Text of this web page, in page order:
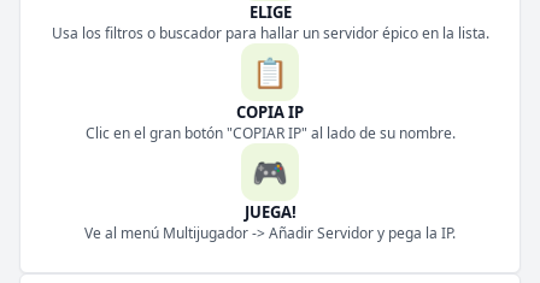
ELIGE
Usa los filtros o buscador para hallar un servidor épico en la lista.
📋
COPIA IP
Clic en el gran botón "COPIAR IP" al lado de su nombre.
🎮
JUEGA!
Ve al menú Multijugador -> Añadir Servidor y pega la IP.